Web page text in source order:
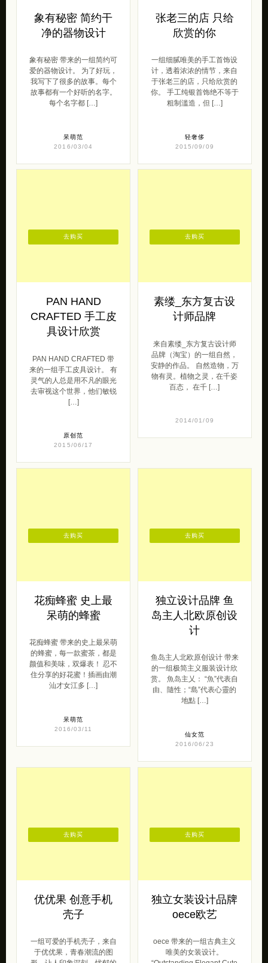
象有秘密 简约干
净的器物设计
象有秘密 带来的一组简约可
爱的器物设计。 为了好玩，
我写下了很多的故事。每个
故事都有一个好听的名字。
每个名字都 […]
呆萌范
2016/03/04
张老三的店 只给
欣赏的你
一组细腻唯美的手工首饰设
计，透着浓浓的情节，来自
于张老三的店，只给欣赏的
你。 手工纯银首饰绝不等于
粗制滥造，但 […]
轻奢侈
2015/09/09
PAN HAND
CRAFTED 手工皮
具设计欣赏
PAN HAND CRAFTED 带
来的一组手工皮具设计。 有
灵气的人总是用不凡的眼光
去审视这个世界，他们敏锐
[…]
原创范
2015/06/17
去购买
素缕_东方复古设
计师品牌
来自素缕_东方复古设计师
品牌（淘宝）的一组自然，
安静的作品。 自然造物，万
物有灵。植物之灵，在千姿
百态， 在千 […]
2014/01/09
去购买
花痴蜂蜜 史上最
呆萌的蜂蜜
花痴蜂蜜 带来的史上最呆萌
的蜂蜜，每一款蜜茶，都是
颜值和美味，双爆表！ 忍不
住分享的好花蜜！插画由潮
汕才女江多 […]
呆萌范
2016/03/11
去购买
独立设计品牌 鱼
岛主人北欧原创设
计
鱼岛主人北欧原创设计 带来
的一组极简主义服装设计欣
赏。 魚岛主乂： “魚”代表自
由、隨性；“島”代表心靈的
地點 […]
仙女范
2016/06/23
去购买
优优果 创意手机
壳子
一组可爱的手机壳子，来自
于优优果，青春潮流的图
去购买
独立女装设计品牌
oece欧艺
oece 带来的一组古典主义
唯美的女装设计。
去购买